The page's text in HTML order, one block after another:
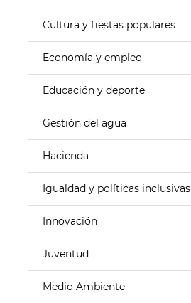
Cultura y fiestas populares
Economía y empleo
Educación y deporte
Gestión del agua
Hacienda
Igualdad y políticas inclusivas
Innovación
Juventud
Medio Ambiente